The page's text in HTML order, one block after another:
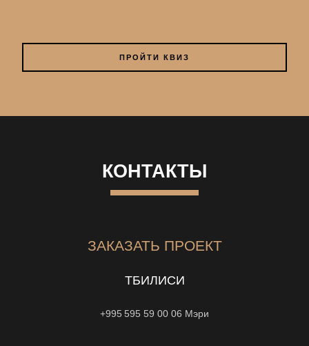
ПРОЙТИ КВИЗ
КОНТАКТЫ
ЗАКАЗАТЬ ПРОЕКТ
ТБИЛИСИ
+995 595 59 00 06 Мэри